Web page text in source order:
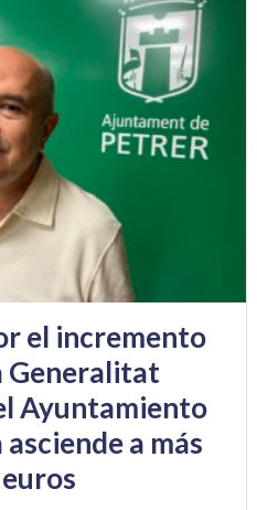
el incremento
Generalitat
Ayuntamiento
a más